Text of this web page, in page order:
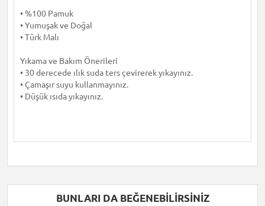
• %100 Pamuk
• Yumuşak ve Doğal
• Türk Malı
Yıkama ve Bakım Önerileri
• 30 derecede ılık suda ters çevirerek yıkayınız.
• Çamaşır suyu kullanmayınız.
• Düşük ısıda yıkayınız.
BUNLARI DA BEĞENEBILIRSINIZ